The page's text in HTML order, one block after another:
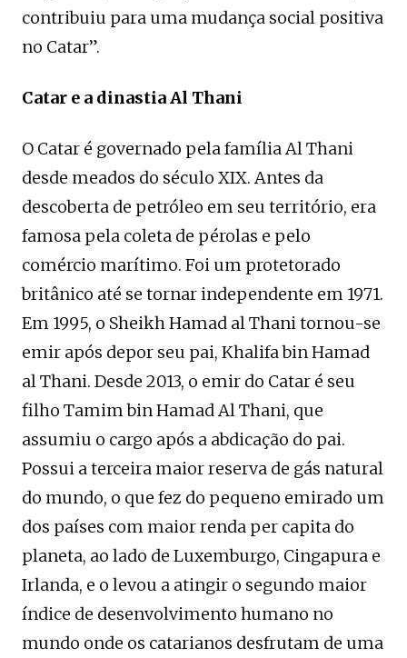
contribuiu para uma mudança social positiva
no Catar”.
Catar e a dinastia Al Thani
O Catar é governado pela família Al Thani
desde meados do século XIX. Antes da
descoberta de petróleo em seu território, era
famosa pela coleta de pérolas e pelo
comércio marítimo. Foi um protetorado
britânico até se tornar independente em 1971.
Em 1995, o Sheikh Hamad al Thani tornou-se
emir após depor seu pai, Khalifa bin Hamad
al Thani. Desde 2013, o emir do Catar é seu
filho Tamim bin Hamad Al Thani, que
assumiu o cargo após a abdicação do pai.
Possui a terceira maior reserva de gás natural
do mundo, o que fez do pequeno emirado um
dos países com maior renda per capita do
planeta, ao lado de Luxemburgo, Cingapura e
Irlanda, e o levou a atingir o segundo maior
índice de desenvolvimento humano no
mundo onde os catarianos desfrutam de uma